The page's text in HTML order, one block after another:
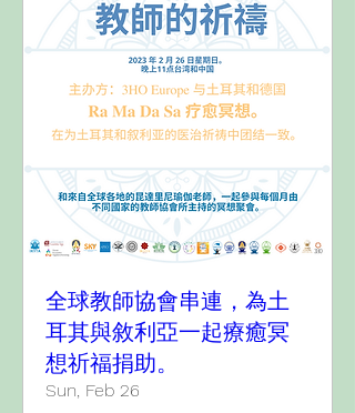
全球教師協會串連，為土
耳其與敘利亞一起療癒冥
想祈福捐助。
Sun, Feb 26